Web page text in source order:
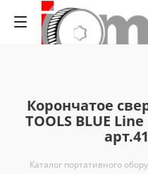
Корончатое
TOOLS BLUE
Каталог портативного